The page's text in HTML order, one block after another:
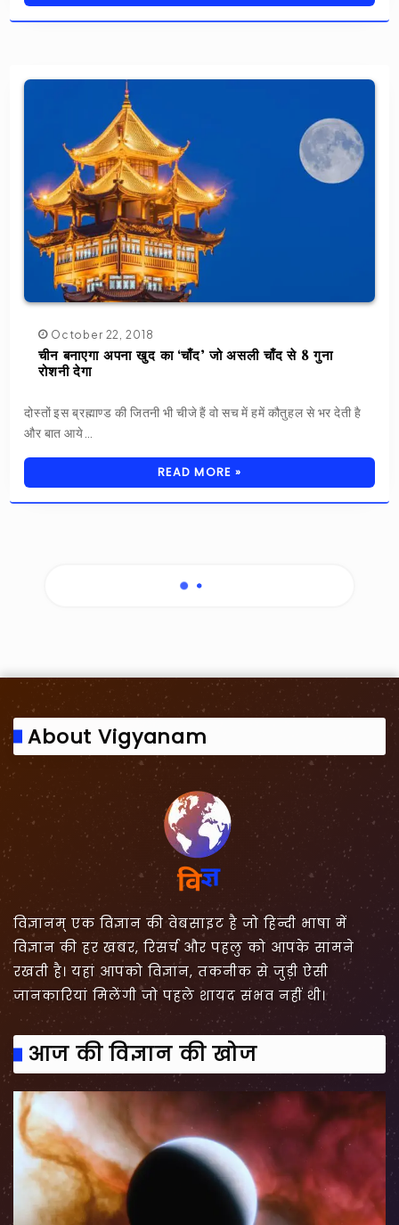
October 22, 2018
चीन बनाएगा अपना खुद का ‘चाँद’ जो असली चाँद से 8 गुना
रोशनी देगा
दोस्तों इस ब्रह्माण्ड की जितनी भी चीजे हैं वो सच में हमें कौतुहल से भर देती है
और बात आये…
READ MORE »
About Vigyanam
विज्ञानम् एक विज्ञान की वेबसाइट है जो हिन्दी भाषा में
विज्ञान की हर खबर, रिसर्च और पहलु को आपके सामने
रखती है। यहां आपको विज्ञान, तकनीक से जुड़ी ऐसी
जानकारियां मिलेंगी जो पहले शायद संभव नहीं थी।
आज की विज्ञान की खोज